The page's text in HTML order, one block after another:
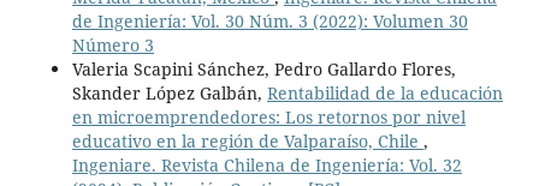
de Ingeniería: Vol. 30 Núm. 3 (2022): Volumen 30
Número 3
Valeria Scapini Sánchez, Pedro Gallardo Flores,
Skander López Galbán, Rentabilidad de la educación
en microemprendedores: Los retornos por nivel
educativo en la región de Valparaíso, Chile ,
Ingeniare. Revista Chilena de Ingeniería: Vol. 32